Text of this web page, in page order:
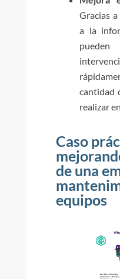
Gracias
a la
cantidad
realizar
Caso
de una
equipos